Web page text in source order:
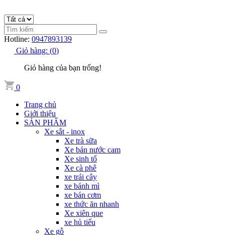
Hotline: 0947893139
Giỏ hàng: (0)
Giỏ hàng của bạn trống!
0
Trang chủ
Giới thiệu
SẢN PHẨM
Xe sắt - inox
Xe trà sữa
Xe bán nước cam
Xe sinh tố
Xe cà phê
xe trái cây
xe bánh mì
xe bán cơm
xe thức ăn nhanh
Xe xiên que
xe hủ tiếu
Xe gỗ